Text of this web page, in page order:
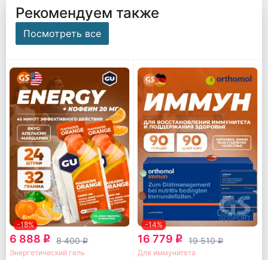
Рекомендуем также
Посмотреть все
-18%
6 888 q 8 400q
Энергетический гель
-14%
16 779 q 19 510q
Для иммунитета